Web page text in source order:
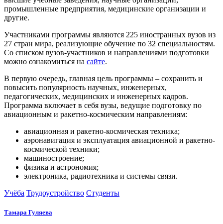
промышленные предприятия, медицинские организации и
другие.
Участниками программы являются 225 иностранных вузов из
27 стран мира, реализующие обучение по 32 специальностям.
Со списком вузов-участников и направлениями подготовки
можно ознакомиться на сайте.
В первую очередь, главная цель программы – сохранить и
повысить популярность научных, инженерных,
педагогических, медицинских и инженерных кадров.
Программа включает в себя вузы, ведущие подготовку по
авиационным и ракетно-космическим направлениям:
авиационная и ракетно-космическая техника;
аэронавигация и эксплуатация авиационной и ракетно-
космической техники;
машиностроение;
физика и астрономия;
электроника, радиотехника и системы связи.
Учёба Трудоустройство Студенты
Тамара Гуляева